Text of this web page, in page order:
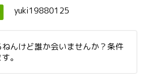
yuki19880125
んけど誰か会いませんか？条件
。